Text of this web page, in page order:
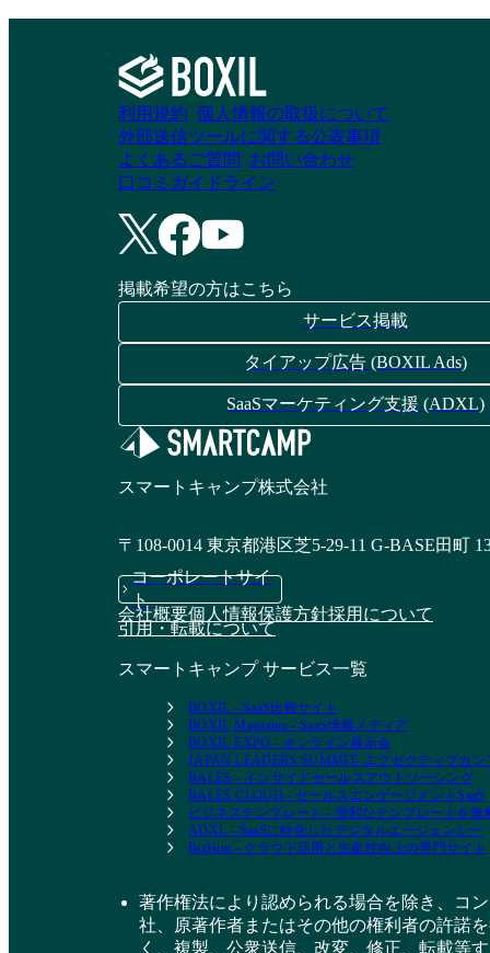
利用規約 個人情報の取扱について
外部送信ツールに関する公表事項
よくあるご質問
お問い合わせ
口コミガイドライン
掲載希望の方はこちら
サービス掲載
タイアップ広告 (BOXIL Ads)
SaaSマーケティング支援 (ADXL)
スマートキャンプ株式会社
〒108-0014 東京都港区芝5-29-11 G-BASE田町
コーポレートサイ
ト
会社概要個人情報保護方針採用について
引用・転載について
スマートキャンプ サービス一覧
BOXIL - SaaS比較サイト
BOXIL Magazine - SaaS情報メディア
BOXIL EXPO - オンライン展示会
JAPAN LEADERS SUMMIT- エグゼクティブカン
BALES - インサイドセールスアウトソーシング
BALES CLOUD - セールスエンゲージメントSaaS
ビジネステンプレート - 便利なテンプレートを無
ADXL - SaaSに特化したデジタルエージェンシー
BizHint - クラウド活用と生産性向上の専門サイト
著作権法により認められる場合を除き、コ
社、原著作者またはその他の権利者の許諾
く、複製、公衆送信、改変、修正、転載等